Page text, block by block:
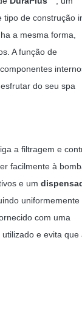
tipo de construção
a mesma forma,
A função de
do seu spa
a filtragem e
facilmente à
e um
uniformemente
com uma
e evita que